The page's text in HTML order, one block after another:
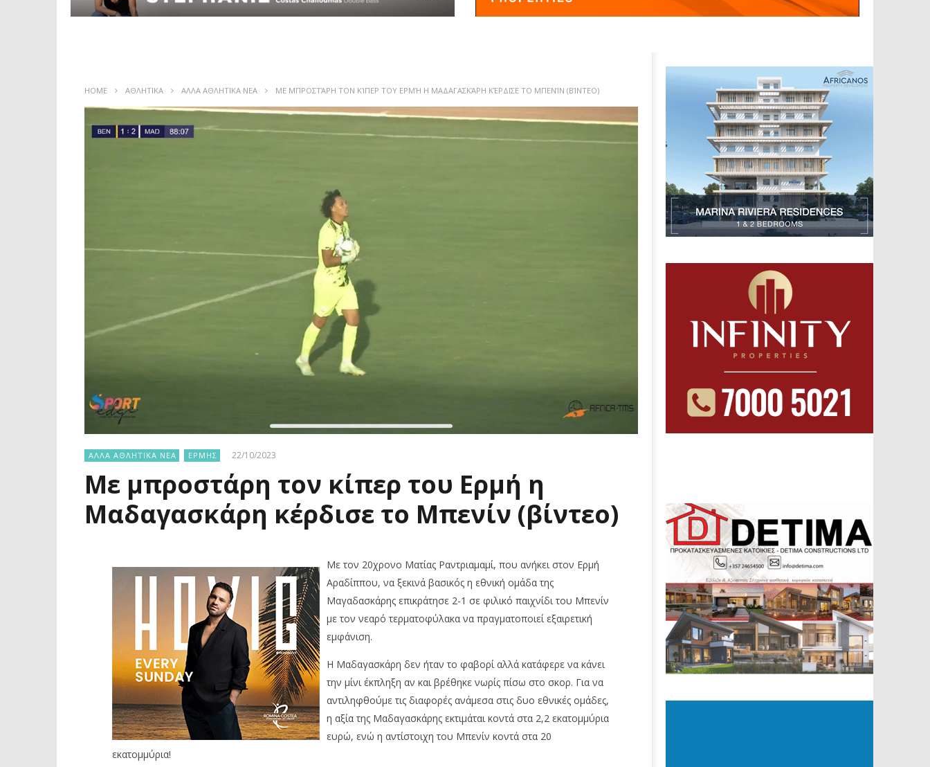
HOME ΑΘΛΗΤΙΚΑ ΑΛΛΑ ΑΘΛΗΤΙΚΑ ΝΕΑ ΜΕ ΜΠΡΟΣΤΆΡΗ ΤΟΝ ΚΊΠΕΡ ΤΟΥ ΕΡΜΉ Η ΜΑΔΑΓΑΣΚΆΡΗ ΚΈΡΔΙΣΕ ΤΟ ΜΠΕΝΊΝ (ΒΊΝΤΕΟ)
ΑΛΛΑ ΑΘΛΗΤΙΚΑ ΝΕΑ ΕΡΜΗΣ 22/10/2023
Με μπροστάρη τον κίπερ του Ερμή η
Μαδαγασκάρη κέρδισε το Μπενίν (βίντεο)
Με τον 20χρονο Ματίας Ραντριαμαμί, που ανήκει στον Ερμή
Αραδίππου, να ξεκινά βασικός η εθνική ομάδα της
Μαγαδασκάρης επικράτησε 2-1 σε φιλικό παιχνίδι του Μπενίν
με τον νεαρό τερματοφύλακα να πραγματοποιεί εξαιρετική
εμφάνιση.
Η Μαδαγασκάρη δεν ήταν το φαβορί αλλά κατάφερε να κάνει
την μίνι έκπληξη αν και βρέθηκε νωρίς πίσω στο σκορ. Για να
αντιληφθούμε τις διαφορές ανάμεσα στις δυο εθνικές ομάδες,
η αξία της Μαδαγασκάρης εκτιμάται κοντά στα 2,2 εκατομμύρια
ευρώ, ενώ η αντίστοιχη του Μπενίν κοντά στα 20
εκατομμύρια!